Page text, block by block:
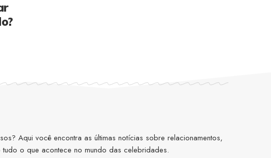
Aqui você encontra as últimas notícias sobre relacionamentos,
o que acontece no mundo das celebridades.